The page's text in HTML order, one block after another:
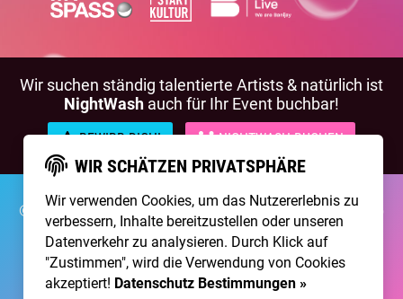
Wir suchen ständig talentierte Artists & natürlich ist
NightWash auch für Ihr Event buchbar!
BEWIRB DICH! NIGHTWASH BUCHEN
©2026 Brainpool LiveÜber UnsKontaktMembership
ImpressumDatenschutz
Erstellt mit von300 Design
grüner IT
WIR SCHÄTZEN PRIVATSPHÄRE
Wir verwenden Cookies, um das Nutzererlebnis zu
verbessern, Inhalte bereitzustellen oder unseren
Datenverkehr zu analysieren. Durch Klick auf
"Zustimmen", wird die Verwendung von Cookies
akzeptiert! Datenschutz Bestimmungen »